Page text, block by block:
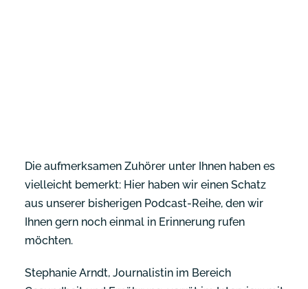
Die aufmerksamen Zuhörer unter Ihnen haben es
vielleicht bemerkt: Hier haben wir einen Schatz
aus unserer bisherigen Podcast-Reihe, den wir
Ihnen gern noch einmal in Erinnerung rufen
möchten.
Stephanie Arndt, Journalistin im Bereich